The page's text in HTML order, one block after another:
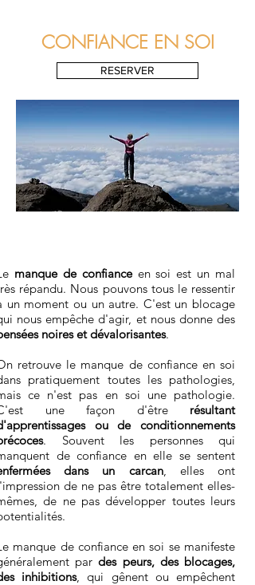
CONFIANCE EN SOI
RESERVER
manque de confianceen soi est un mal
répandu. Nous pouvons tous le ressentir
un moment ou un autre. C'est un blocage
nous empêche d'agir, et nous donne des
noires et dévalorisantes.
retrouve le manque de confiance en soi
pratiquement toutes les pathologies,
ce n'est pas en soi une pathologie.
une façon d'être résultant
ou de conditionnements
. Souvent les personnes qui
de confiance en elle se sentent
dans un carcan, elles ont
de ne pas être totalement elles-
de ne pas développer toutes leurs
manque de confiance en soi se manifeste
pardes peurs, des blocages,
inhibitions, qui gênent ou empêchent